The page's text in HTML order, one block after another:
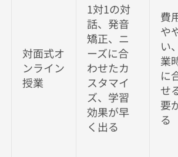
対面式オ
ンライン
授業
1対1の対
話、発音
矯正、ニ
ーズに合
わせたカ
スタマイ
ズ、学習
効果が早
く出る
費
や
い
業
に
せ
要
る